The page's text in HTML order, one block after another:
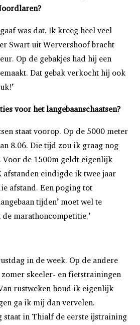
was dat. Ik kreeg heel veel
Swart uit Wervershoof bracht
Op de gebakjes had hij een
Dat gebak verkocht hij ook
voor het langebaanschaatsen?
staat voorop. Op de 5000 meter
8.06. Die tijd zou ik graag nog
Voor de 1500m geldt eigenlijk
afstanden eindigde ik twee jaar
afstand. Een poging tot
tijden’ moet wel te
marathoncompetitie.’
in de week. Op de andere
zomer skeeler- en fietstrainingen
rustweken houd ik eigenlijk
ga ik mij dan vervelen.
staat in Thialf de eerste ijstraining